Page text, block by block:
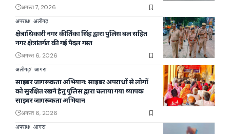
अगस्त 7, 2026
अपराध अलीगढ़
क्षेत्राधिकारी नगर कीर्तिका सिंह द्वारा पुलिस बल सहित
नगर क्षेत्रांतर्गत की गई पैदल गस्त
अगस्त 6, 2026
अलीगढ़ आगरा
साइबर जागरूकता अभियान: साइबर अपराधों से लोगों
को सुरक्षित रखने हेतु पुलिस द्वारा चलाया गया व्यापक
साइबर जागरूकता अभियान
अगस्त 6, 2026
अपराध आगरा